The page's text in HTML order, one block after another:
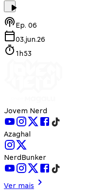
Ep. 06
03.jun.26
1h53
Jovem Nerd
Azaghal
NerdBunker
Ver mais